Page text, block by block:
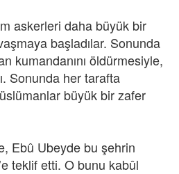
askerleri daha büyük bir
başladılar. Sonunda
kumandanını öldürmesiyle,
Sonunda her tarafta
büyük bir zafer
Ebû Ubeyde bu şehrin
teklif etti. O bunu kabûl